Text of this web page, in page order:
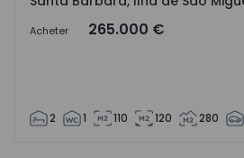
Acheter 265.000 €
2 1 110 120 280